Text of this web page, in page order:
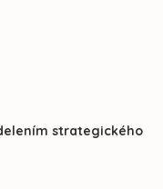
strategického